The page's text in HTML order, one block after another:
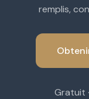
remplis,
Gratuit